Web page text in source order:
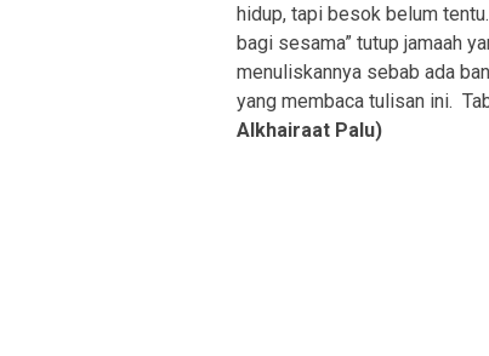
hidup, tapi besok belum
bagi sesama” tutup jamaah
menuliskannya sebab ada
yang membaca tulisan ini.
Alkhairaat Palu)